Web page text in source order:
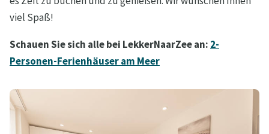
viel Spaß!
Schauen Sie sich alle bei LekkerNaarZee an: 2-
Personen-Ferienhäuser am Meer